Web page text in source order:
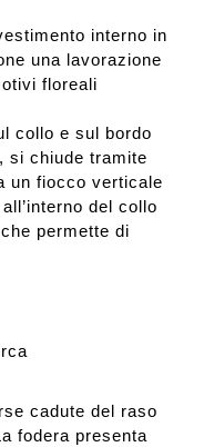
interno in
una lavorazione
floreali
collo e sul bordo
si chiude tramite
un fiocco verticale
del collo
permette di
cadute del raso
fodera presenta